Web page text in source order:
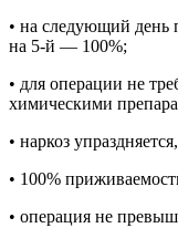
• на следующий день
на 5-й — 100%;
• для операции не
химическими
• наркоз
• 100%
• операция не